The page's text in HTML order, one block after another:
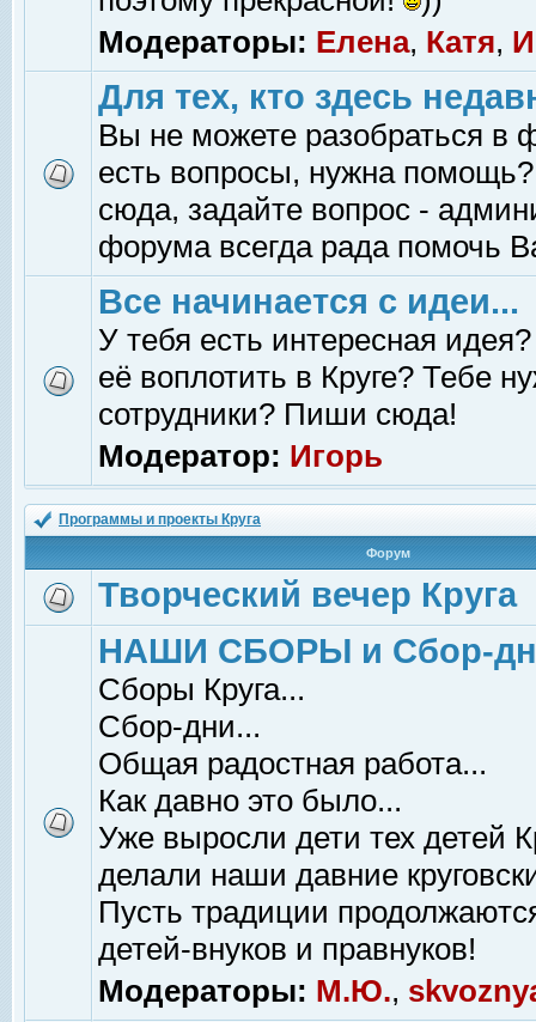
Модераторы: Елена, Катя,
Для тех, кто здесь
Вы не можете разобраться в
есть вопросы, нужна помощь?
сюда, задайте вопрос -
форума всегда рада помочь
Все начинается с идеи...
У тебя есть интересная
её воплотить в Круге? Тебе
сотрудники? Пиши сюда!
Модератор: Игорь
Программы и проекты Круга
Форум
Творческий вечер Круга
НАШИ СБОРЫ и Сбор-
Сборы Круга...
Сбор-дни...
Общая радостная работа...
Как давно это было...
Уже выросли дети тех детей
делали наши давние
Пусть традиции
детей-внуков и правнуков!
Модераторы: М.Ю.,